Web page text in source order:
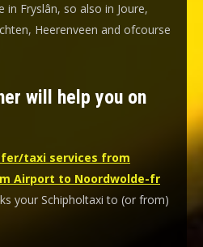
in Fryslân, so also in Joure,
Heerenveen and ofcourse
will help you on
taxi services from
Airport to Noordwolde-fr
your Schipholtaxi to (or from)